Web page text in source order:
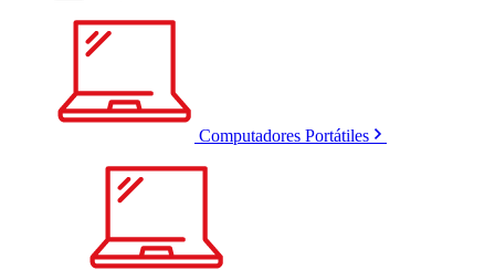
Computadores Portátiles